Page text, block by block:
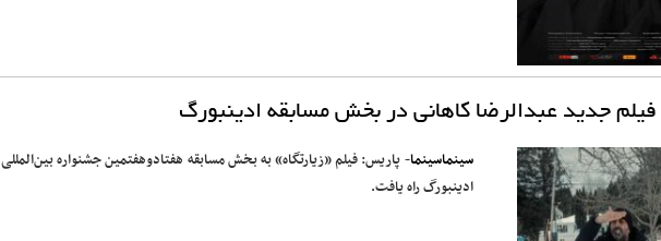
فیلم جدید عبدالرضا کاهانی در بخش مسابقه ادینبورگ
سینماسینما- پاریس: فیلم «زیارتگاه» به بخش مسابقه هفتادوهفتمین جشنواره بین‌المللی
ادینبورگ راه یافت.